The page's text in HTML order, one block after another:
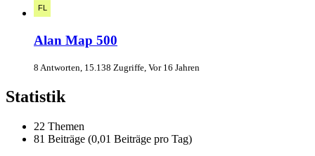
Alan Map 500
8 Antworten, 15.138 Zugriffe, Vor 16 Jahren
Statistik
22 Themen
81 Beiträge (0,01 Beiträge pro Tag)